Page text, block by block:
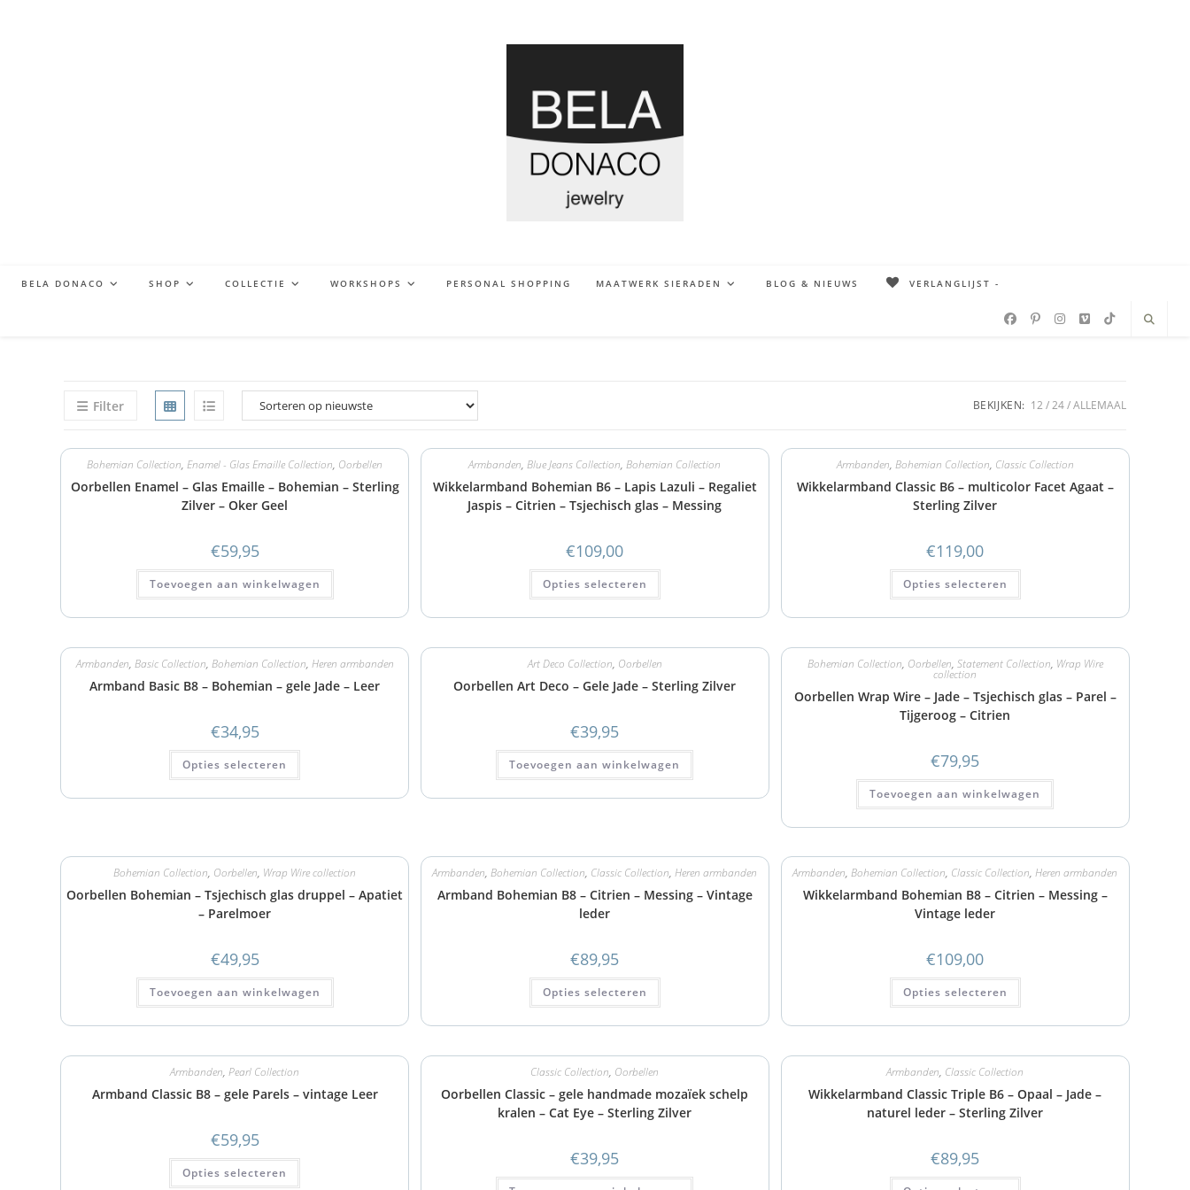
BELA DONACO SHOP COLLECTIE WORKSHOPS PERSONAL SHOPPING MAATWERK SIERADEN BLOG & NIEUWS VERLANGLIJST -
Filter BEKIJKEN: 12 24 ALLEMAAL
Bohemian Collection,Enamel - Glas Emaille Collection, Oorbellen
Oorbellen Enamel – Glas Emaille – Bohemian – Sterling
Zilver – Oker Geel
€59,95
Toevoegen aan winkelwagen
Armbanden,Blue Jeans Collection,Bohemian Collection
Wikkelarmband Bohemian B6 – Lapis Lazuli – Regaliet
Jaspis – Citrien – Tsjechisch glas – Messing
€109,00
Opties selecteren
Armbanden, Bohemian Collection, Classic Collection
Wikkelarmband Classic B6 – multicolor Facet Agaat –
Sterling Zilver
€119,00
Opties selecteren
Armbanden, Basic Collection, Bohemian Collection, Heren armbanden
Armband Basic B8 – Bohemian – gele Jade – Leer
€34,95
Opties selecteren
Art Deco Collection, Oorbellen
Oorbellen Art Deco – Gele Jade – Sterling Zilver
€39,95
Toevoegen aan winkelwagen
Bohemian Collection, Oorbellen, Statement Collection, Wrap Wire
collection
Oorbellen Wrap Wire – Jade – Tsjechisch glas – Parel –
Tijgeroog – Citrien
€79,95
Toevoegen aan winkelwagen
Bohemian Collection, Oorbellen, Wrap Wire collection
Oorbellen Bohemian – Tsjechisch glas druppel – Apatiet
– Parelmoer
€49,95
Toevoegen aan winkelwagen
Armbanden,Bohemian Collection, Classic Collection,Heren armbanden
Armband Bohemian B8 – Citrien – Messing – Vintage
leder
€89,95
Opties selecteren
Armbanden,Bohemian Collection, Classic Collection,Heren armbanden
Wikkelarmband Bohemian B8 – Citrien – Messing –
Vintage leder
€109,00
Opties selecteren
Armbanden,Pearl Collection
Armband Classic B8 – gele Parels – vintage Leer
€59,95
Opties selecteren
Classic Collection, Oorbellen
Oorbellen Classic – gele handmade mozaïek schelp
kralen – Cat Eye – Sterling Zilver
€39,95
Armbanden, Classic Collection
Wikkelarmband Classic Triple B6 – Opaal – Jade –
naturel leder – Sterling Zilver
€89,95